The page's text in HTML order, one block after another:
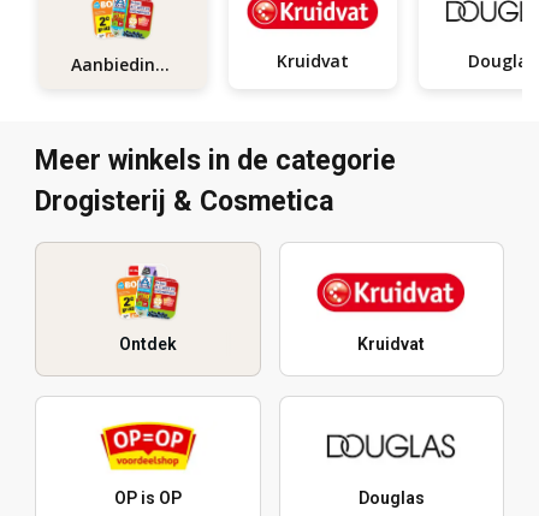
Aanbiedingen Kruidvat Douglas
Meer winkels in de categorie
Drogisterij & Cosmetica
Ontdek Kruidvat
OP is OP Douglas